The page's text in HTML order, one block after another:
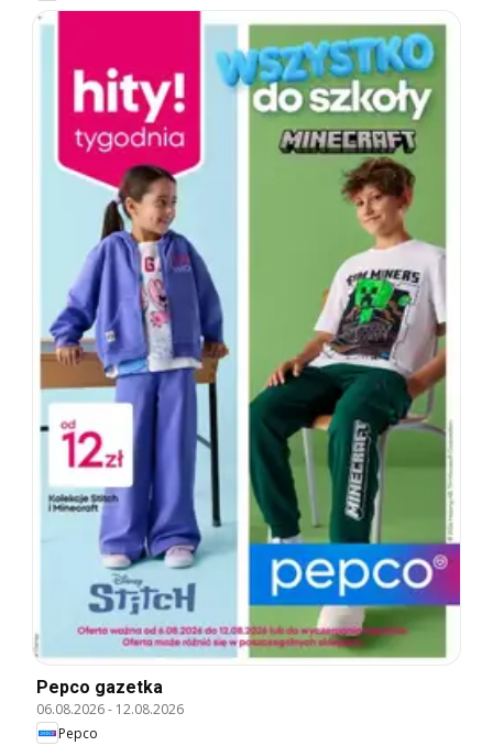
Pepco gazetka
06.08.2026- 12.08.2026
Pepco